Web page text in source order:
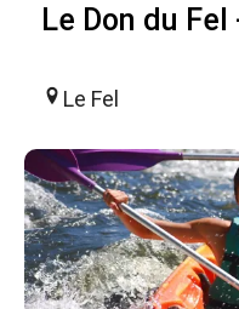
Le Don du
Le Fel